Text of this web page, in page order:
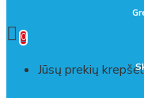
0
Jūsų prekių